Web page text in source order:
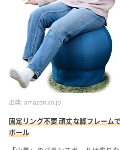
出典: amazon.co.jp
固定リング不要 頑丈な脚フレーム
ボール